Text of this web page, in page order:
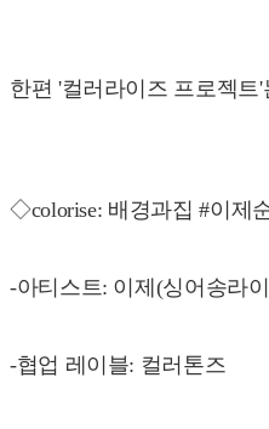
한편 '컬러라이즈 프로젝
◇colorise: 배경과집 #이제
-아티스트: 이제(싱어송라
-협업 레이블: 컬러톤즈